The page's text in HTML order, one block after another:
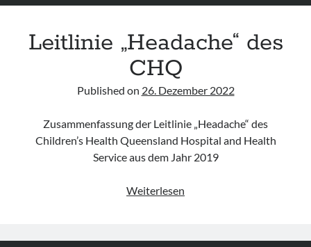
IAEM
Leitlinie „Headache“ des
CHQ
Published on 26. Dezember 2022
Zusammenfassung der Leitlinie „Headache“ des
Children’s Health Queensland Hospital and Health
Service aus dem Jahr 2019
Weiterlesen
CHQ